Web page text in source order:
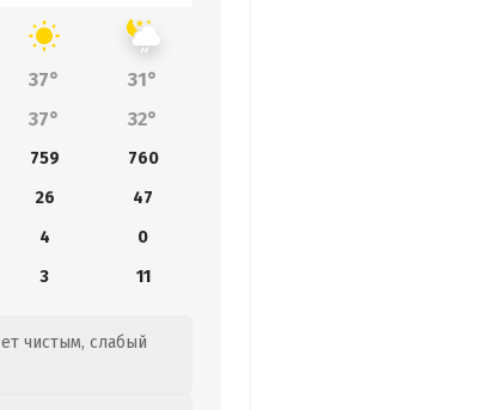
37°
31°
37° 32°
759
760
26
47
4
0
3 11
чистым, слабый